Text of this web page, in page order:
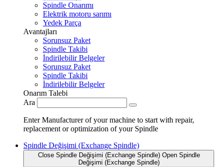
Spindle Onarımı
Elektrik motoru sarımı
Yedek Parça
Avantajları
Sorunsuz Paket
Spindle Takibi
İndirilebilir Belgeler
Sorunsuz Paket
Spindle Takibi
İndirilebilir Belgeler
Onarım Talebi
Ara
Enter Manufacturer of your machine to start with repair,
replacement or optimization of your Spindle
Spindle Değişimi (Exchange Spindle)
Close Spindle Değişimi (Exchange Spindle) Open Spindle
Değişimi (Exchange Spindle)